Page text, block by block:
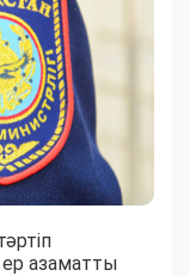
азаматты